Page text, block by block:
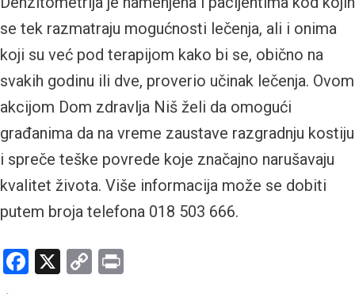
se tek razmatraju mogućnosti lečenja, ali i onima
koji su već pod terapijom kako bi se, obično na
svakih godinu ili dve, proverio učinak lečenja. Ovom
akcijom Dom zdravlja Niš želi da omogući
građanima da na vreme zaustave razgradnju kostiju
i spreče teške povrede koje značajno narušavaju
kvalitet života. Više informacija može se dobiti
putem broja telefona 018 503 666.
Facebook
X
Copy